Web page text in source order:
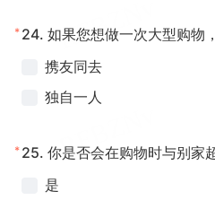
* 24. 如果您想做一次大型购物
携友同去
独自一人
* 25. 你是否会在购物时与别家
是